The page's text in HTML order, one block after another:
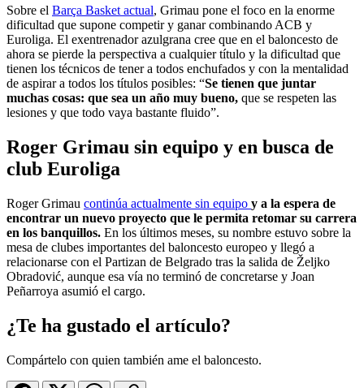
Sobre el Barça Basket actual, Grimau pone el foco en la enorme
dificultad que supone competir y ganar combinando ACB y
Euroliga. El exentrenador azulgrana cree que en el baloncesto de
ahora se pierde la perspectiva a cualquier título y la dificultad que
tienen los técnicos de tener a todos enchufados y con la mentalidad
de aspirar a todos los títulos posibles: “Se tienen que juntar
muchas cosas: que sea un año muy bueno, que se respeten las
lesiones y que todo vaya bastante fluido”.
Roger Grimau sin equipo y en busca de
club Euroliga
Roger Grimau continúa actualmente sin equipo y a la espera de
encontrar un nuevo proyecto que le permita retomar su carrera
en los banquillos. En los últimos meses, su nombre estuvo sobre la
mesa de clubes importantes del baloncesto europeo y llegó a
relacionarse con el Partizan de Belgrado tras la salida de Željko
Obradović, aunque esa vía no terminó de concretarse y Joan
Peñarroya asumió el cargo.
¿Te ha gustado el artículo?
Compártelo con quien también ame el baloncesto.